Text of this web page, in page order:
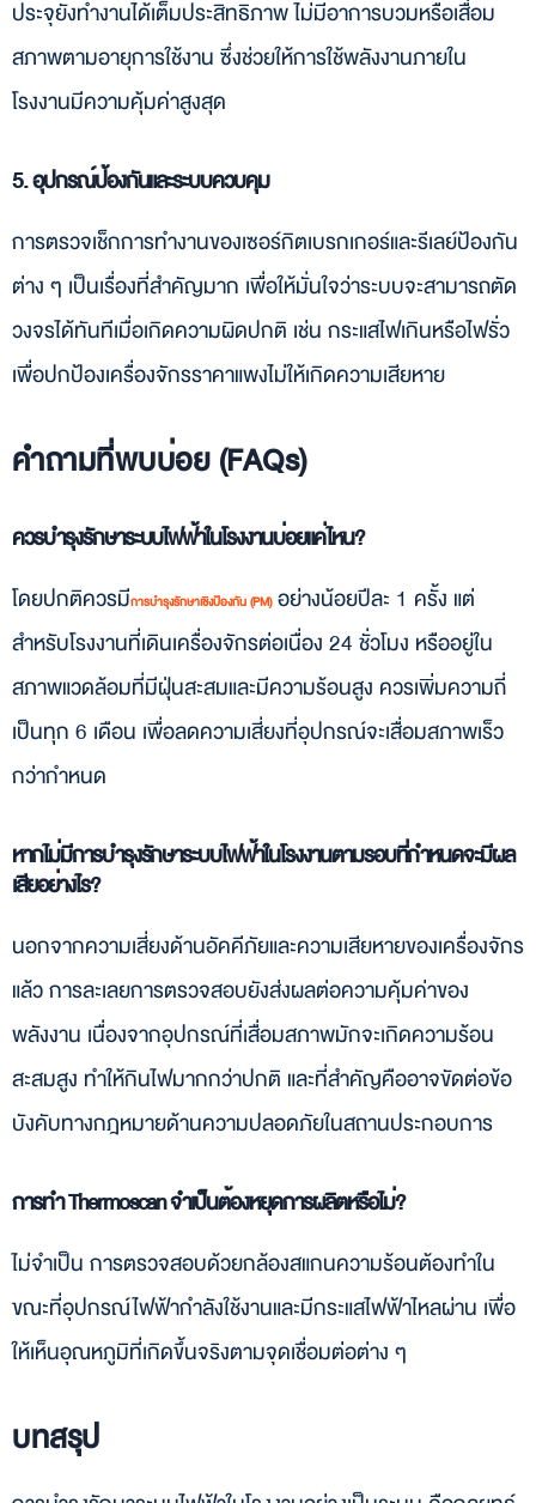
ประจุยังทำงานได้เต็มประสิทธิภาพ ไม่มีอาการบวมหรือเสื่อม
สภาพตามอายุการใช้งาน ซึ่งช่วยให้การใช้พลังงานภายใน
โรงงานมีความคุ้มค่าสูงสุด
5. อุปกรณ์ป้องกันและระบบควบคุม
การตรวจเช็กการทำงานของเซอร์กิตเบรกเกอร์และรีเลย์ป้องกัน
ต่าง ๆ เป็นเรื่องที่สำคัญมาก เพื่อให้มั่นใจว่าระบบจะสามารถตัด
วงจรได้ทันทีเมื่อเกิดความผิดปกติ เช่น กระแสไฟเกินหรือไฟรั่ว
เพื่อปกป้องเครื่องจักรราคาแพงไม่ให้เกิดความเสียหาย
คำถามที่พบบ่อย (FAQs)
ควรบำรุงรักษาระบบไฟฟ้าในโรงงานบ่อยแค่ไหน?
โดยปกติควรมีการบำรุงรักษาเชิงป้องกัน (PM)อย่างน้อยปีละ 1 ครั้ง แต่
สำหรับโรงงานที่เดินเครื่องจักรต่อเนื่อง 24 ชั่วโมง หรืออยู่ใน
สภาพแวดล้อมที่มีฝุ่นสะสมและมีความร้อนสูง ควรเพิ่มความถี่
เป็นทุก 6 เดือน เพื่อลดความเสี่ยงที่อุปกรณ์จะเสื่อมสภาพเร็ว
กว่ากำหนด
หากไม่มีการบำรุงรักษาระบบไฟฟ้าในโรงงานตามรอบที่กำหนดจะมีผล
เสียอย่างไร?
นอกจากความเสี่ยงด้านอัคคีภัยและความเสียหายของเครื่องจักร
แล้ว การละเลยการตรวจสอบยังส่งผลต่อความคุ้มค่าของ
พลังงาน เนื่องจากอุปกรณ์ที่เสื่อมสภาพมักจะเกิดความร้อน
สะสมสูง ทำให้กินไฟมากกว่าปกติ และที่สำคัญคืออาจขัดต่อข้อ
บังคับทางกฎหมายด้านความปลอดภัยในสถานประกอบการ
การทำ Thermoscan จำเป็นต้องหยุดการผลิตหรือไม่?
ไม่จำเป็น การตรวจสอบด้วยกล้องสแกนความร้อนต้องทำใน
ขณะที่อุปกรณ์ไฟฟ้ากำลังใช้งานและมีกระแสไฟฟ้าไหลผ่าน เพื่อ
ให้เห็นอุณหภูมิที่เกิดขึ้นจริงตามจุดเชื่อมต่อต่าง ๆ
บทสรุป